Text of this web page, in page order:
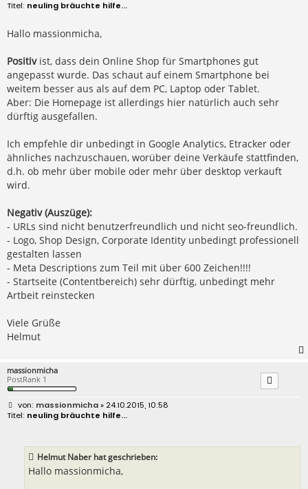
e
i
r
a
neuling bräuchte hilfe...
Hallo massionmicha,
Positiv ist, dass dein Online Shop für Smartphones gut
angepasst wurde. Das schaut auf einem Smartphone bei
weitem besser aus als auf dem PC, Laptop oder Tablet.
Aber: Die Homepage ist allerdings hier natürlich auch sehr
dürftig ausgefallen.
Ich empfehle dir unbedingt in Google Analytics, Etracker oder
ähnliches nachzuschauen, worüber deine Verkäufe stattfinden,
d.h. ob mehr über mobile oder mehr über desktop verkauft
wird.
Negativ (Auszüge):
- URLs sind nicht benutzerfreundlich und nicht seo-freundlich.
- Logo, Shop Design, Corporate Identity unbedingt professionell
gestalten lassen
- Meta Descriptions zum Teil mit über 600 Zeichen!!!!
- Startseite (Contentbereich) sehr dürftig, unbedingt mehr
Artbeit reinstecken
Viele Grüße
Helmut
massionmicha
PostRank 1
B
e
massionmicha» 24.10.2015, 10:58
neuling bräuchte hilfe...
Helmut Naber hat geschrieben:
Hallo massionmicha,